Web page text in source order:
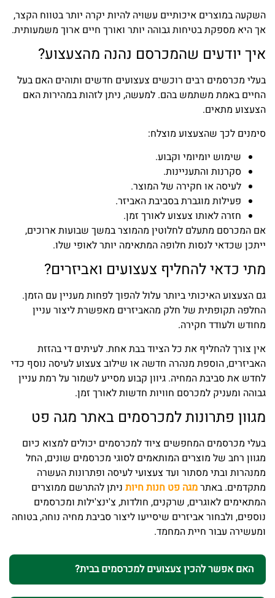
השקעה במוצרים איכותיים עשויה להיות יקרה יותר בטווח הקצר,
אך היא מספקת בטיחות גבוהה יותר ואורך חיים ארוך משמעותית.
איך יודעים שהמכרסם נהנה מהצעצוע?
בעלי מכרסמים רבים רוכשים צעצועים חדשים ותוהים האם בעל
החיים באמת משתמש בהם. למעשה, ניתן לזהות במהירות האם
הצעצוע מתאים.
סימנים לכך שהצעצוע מוצלח:
שימוש יומיומי וקבוע.
סקרנות והתעניינות.
לעיסה או חקירה של המוצר.
פעילות מוגברת בסביבת האביזר.
חזרה לאותו צעצוע לאורך זמן.
אם המכרסם מתעלם לחלוטין מהמוצר במשך שבועות ארוכים,
ייתכן שכדאי לנסות חלופה המתאימה יותר לאופי שלו.
מתי כדאי להחליף צעצועים ואביזרים?
גם הצעצוע האיכותי ביותר עלול להפוך לפחות מעניין עם הזמן.
החלפה תקופתית של חלק מהאביזרים מאפשרת ליצור עניין
מחודש ולעודד חקירה.
אין צורך להחליף את כל הציוד בבת אחת. לעיתים די בהזזת
האביזרים, הוספת מנהרה חדשה או שילוב צעצוע לעיסה נוסף כדי
לחדש את סביבת המחיה. גיוון קבוע מסייע לשמור על רמת עניין
גבוהה ומעניק למכרסם חוויות חדשות לאורך זמן.
מגוון פתרונות למכרסמים באתר מגה פט
בעלי מכרסמים המחפשים ציוד למכרסמים יכולים למצוא כיום
מגוון רחב של מוצרים המותאמים לסוגי מכרסמים שונים, החל
ממנהרות ובתי מסתור ועד צעצועי לעיסה ופתרונות העשרה
מתקדמים. באתרמגה פט חנות חיות ניתן להתרשם ממוצרים
המתאימים לאוגרים, שרקנים, חולדות, צ'ינצ'ילות ומכרסמים
נוספים, ולבחור אביזרים שיסייעו ליצור סביבת מחיה נוחה, בטוחה
ומעשירה עבור חיית המחמד.
האם אפשר להכין צעצועים למכרסמים בבית?